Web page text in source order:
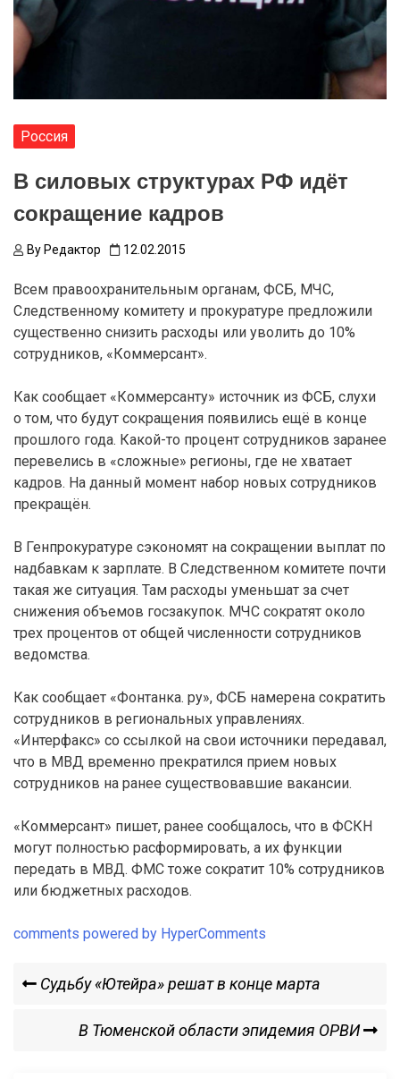
Россия
В силовых структурах РФ идёт
сокращение кадров
By Редактор 12.02.2015
Всем правоохранительным органам, ФСБ, МЧС,
Следственному комитету и прокуратуре предложили
существенно снизить расходы или уволить до 10%
сотрудников, «Коммерсант».
Как сообщает «Коммерсанту» источник из ФСБ, слухи
о том, что будут сокращения появились ещё в конце
прошлого года. Какой-то процент сотрудников заранее
перевелись в «сложные» регионы, где не хватает
кадров. На данный момент набор новых сотрудников
прекращён.
В Генпрокуратуре сэкономят на сокращении выплат по
надбавкам к зарплате. В Следственном комитете почти
такая же ситуация. Там расходы уменьшат за счет
снижения объемов госзакупок. МЧС сократят около
трех процентов от общей численности сотрудников
ведомства.
Как сообщает «Фонтанка. ру», ФСБ намерена сократить
сотрудников в региональных управлениях.
«Интерфакс» со ссылкой на свои источники передавал,
что в МВД временно прекратился прием новых
сотрудников на ранее существовавшие вакансии.
«Коммерсант» пишет, ранее сообщалось, что в ФСКН
могут полностью расформировать, а их функции
передать в МВД. ФМС тоже сократит 10% сотрудников
или бюджетных расходов.
comments powered by HyperComments
Навигация
Previous
Судьбу «Ютейра» решат в конце марта
В Тюменской области эпидемия ОРВИ